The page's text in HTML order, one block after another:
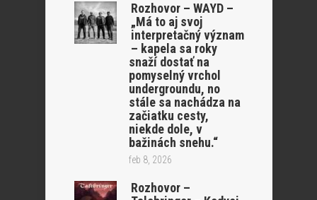
Rozhovor – WAYD –
„Má to aj svoj
interpretačný význam
– kapela sa roky
snaží dostať na
pomyselný vrchol
undergroundu, no
stále sa nachádza na
začiatku cesty,
niekde dole, v
bažinách snehu.“
feb 8, 2026
Rozhovor –